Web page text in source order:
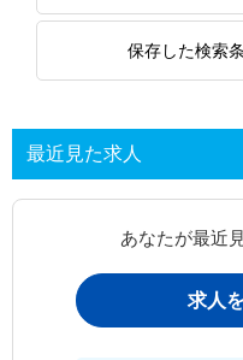
保存した検索
最近見た求人
あなたが最近
求人